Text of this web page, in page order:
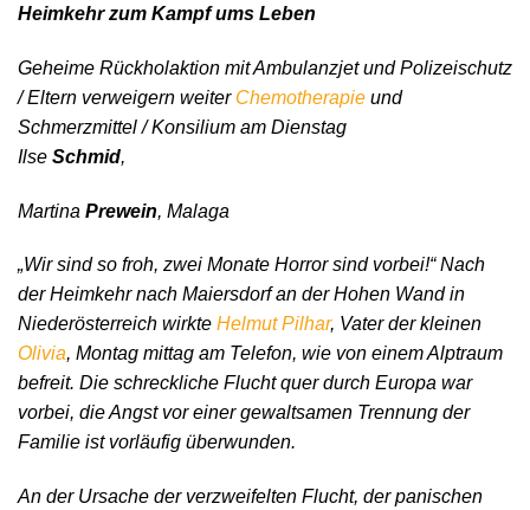
Heimkehr zum Kampf ums Leben
Geheime Rückholaktion mit Ambulanzjet und Polizeischutz
/ Eltern verweigern weiter Chemotherapie und
Schmerzmittel / Konsilium am Dienstag
Ilse Schmid,
Martina Prewein, Malaga
„Wir sind so froh, zwei Monate Horror sind vorbei!“ Nach
der Heimkehr nach Maiersdorf an der Hohen Wand in
Niederösterreich wirkte Helmut Pilhar, Vater der kleinen
Olivia, Montag mittag am Telefon, wie von einem Alptraum
befreit. Die schreckliche Flucht quer durch Europa war
vorbei, die Angst vor einer gewaltsamen Trennung der
Familie ist vorläufig überwunden.
An der Ursache der verzweifelten Flucht, der panischen